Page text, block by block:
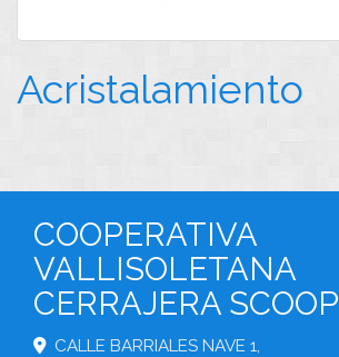
Acristalamiento
COOPERATIVA
VALLISOLETANA
CERRAJERA SCOOP
CALLE BARRIALES NAVE 1,